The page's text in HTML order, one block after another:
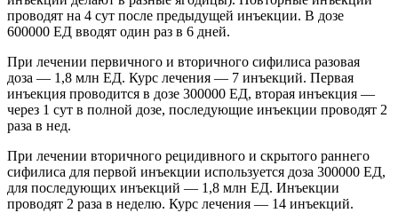
проводят на 4 сут после предыдущей инъекции. В дозе
600000 ЕД вводят один раз в 6 дней.
При лечении первичного и вторичного сифилиса разовая
доза — 1,8 млн ЕД. Курс лечения — 7 инъекций. Первая
инъекция проводится в дозе 300000 ЕД, вторая инъекция —
через 1 сут в полной дозе, последующие инъекции проводят 2
раза в нед.
При лечении вторичного рецидивного и скрытого раннего
сифилиса для первой инъекции используется доза 300000 ЕД,
для последующих инъекций — 1,8 млн ЕД. Инъекции
проводят 2 раза в неделю. Курс лечения — 14 инъекций.